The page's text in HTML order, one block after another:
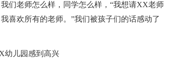
们老师怎么样，同学怎么样，“我想请XX老师
喜欢所有的老师。”我们被孩子们的话感动了
幼儿园感到高兴